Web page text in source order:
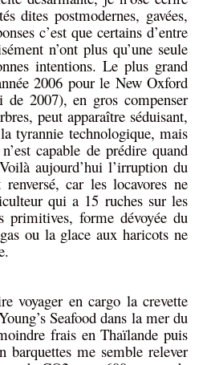
dites postmodernes, gavées,
c’est que certains d’entre
n’ont plus qu’une seule
intentions. Le plus grand
2006 pour le New Oxford
2007), en gros compenser
peut apparaître séduisant,
tyrannie technologique, mais
capable de prédire quand
aujourd’hui l’irruption du
car les locavores ne
qui a 15 ruches sur les
primitives, forme dévoyée du
ou la glace aux haricots ne
voyager en cargo la crevette
Seafood dans la mer du
frais en Thaïlande puis
barquettes me semble relever